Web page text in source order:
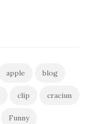
apple blog
clip craciun
Funny